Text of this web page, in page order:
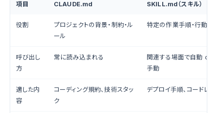
項目 CLAUDE.md SKILL.md（スキル）
役割
プロジェクトの背景・制約・ル
ール
特定の作業手順・行動パ
呼び出し
方
常に読み込まれる
関連する場面で自動 or /
手動
適した内
容
コーディング規約、技術スタッ
ク
デプロイ手順、コードレ